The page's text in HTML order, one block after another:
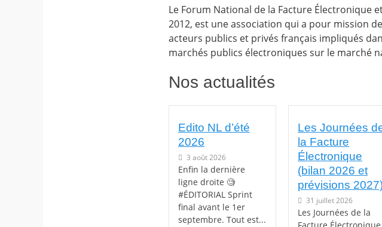
Le Forum National de la Facture Électronique
2012, est une association qui a pour mission
acteurs publics et privés français impliqués
marchés publics électroniques sur le marché
Nos actualités
Edito NL d’été
2026
3 août 2026
Enfin la dernière
ligne droite 🧐
#ÉDITORIAL Sprint
final avant le 1er
septembre. Tout est...
Les Journées
la Facture
Électronique
(bilan 2026 et
prévisions
31 juillet 2026
Les Journées de la